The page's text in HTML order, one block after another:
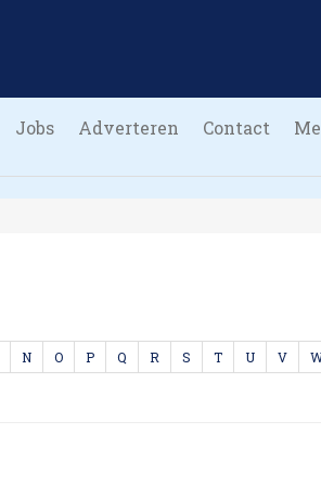
Jobs Adverteren Contact
N O P Q R S T U V